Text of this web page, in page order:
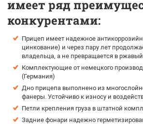
имеет ряд
конкурентами:
Прицеп имеет надежное
цинкование) и через пару лет
владельца, а не превращается в
Комплектующие от немецкого
(Германия)
Дно прицепа выполнено из
фанеры. Устойчиво к износу и
Петли крепления груза в штатной
Задние фонари надежно